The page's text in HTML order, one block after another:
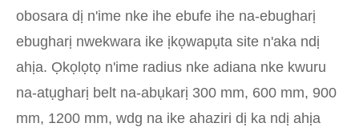
obosara dị n'ime nke ihe ebufe ihe na-ebugharị
ebugharị nwekwara ike ịkọwapụta site n'aka ndị
ahịa. Ọkọlọtọ n'ime radius nke adiana nke kwuru
na-atụgharị belt na-abụkarị 300 mm, 600 mm, 900
mm, 1200 mm, wdg na ike ahaziri dị ka ndị ahịa